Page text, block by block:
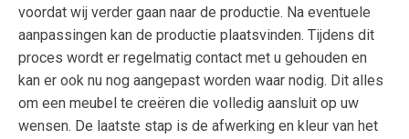
voordat wij verder gaan naar de productie. Na eventuele
aanpassingen kan de productie plaatsvinden. Tijdens dit
proces wordt er regelmatig contact met u gehouden en
kan er ook nu nog aangepast worden waar nodig. Dit alles
om een meubel te creëren die volledig aansluit op uw
wensen. De laatste stap is de afwerking en kleur van het